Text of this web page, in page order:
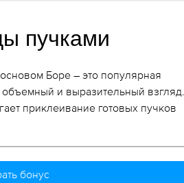
пучками
Боре – это популярная
и выразительный взгляд.
приклеивание готовых пучков
бонус